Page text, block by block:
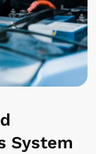
System